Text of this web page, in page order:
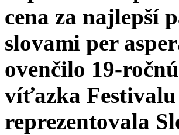
cena za najlepší
slovami per
ovenčilo 19-
víťazka
reprezentovala